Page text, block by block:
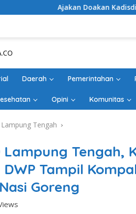
Doakan Kadisdik Jadi Sekda Beredar
Daerah Pemerintahan
Opini Komunitas
Lampung Tengah
Lampung Tengah,
Tampil
Goreng